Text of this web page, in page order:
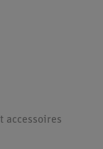
accessoires